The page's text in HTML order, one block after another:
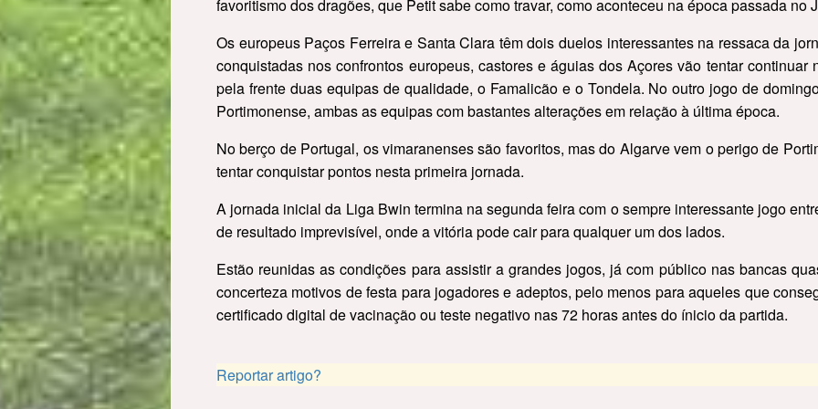
favoritismo dos dragões, que Petit sabe como travar, como aconteceu na época passada no
Os europeus Paços Ferreira e Santa Clara têm dois duelos interessantes na ressaca da
conquistadas nos confrontos europeus, castores e águias dos Açores vão tentar continuar
pela frente duas equipas de qualidade, o Famalicão e o Tondela. No outro jogo de
Portimonense, ambas as equipas com bastantes alterações em relação à última época.
No berço de Portugal, os vimaranenses são favoritos, mas do Algarve vem o perigo de
tentar conquistar pontos nesta primeira jornada.
A jornada inicial da Liga Bwin termina na segunda feira com o sempre interessante jogo
de resultado imprevisível, onde a vitória pode cair para qualquer um dos lados.
Estão reunidas as condições para assistir a grandes jogos, já com público nas bancas
concerteza motivos de festa para jogadores e adeptos, pelo menos para aqueles que
certificado digital de vacinação ou teste negativo nas 72 horas antes do ínicio da partida.
Reportar artigo?